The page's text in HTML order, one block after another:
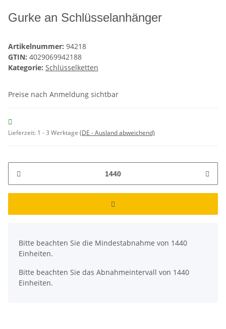
Gurke an Schlüsselanhänger
Artikelnummer: 94218
GTIN: 4029069942188
Kategorie: Schlüsselketten
Preise nach Anmeldung sichtbar
Lieferzeit: 1 - 3 Werktage (DE - Ausland abweichend)
Bitte beachten Sie die Mindestabnahme von 1440
Einheiten.
Bitte beachten Sie das Abnahmeintervall von 1440
Einheiten.